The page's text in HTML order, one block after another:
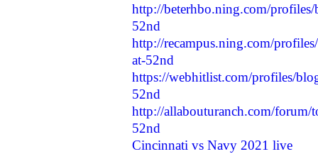
http://beterhbo.ning.com/
52nd
http://recampus.ning.com/
at-52nd
https://webhitlist.com/profiles/
52nd
http://allabouturanch.com/forum/
52nd
Cincinnati vs Navy 2021 live